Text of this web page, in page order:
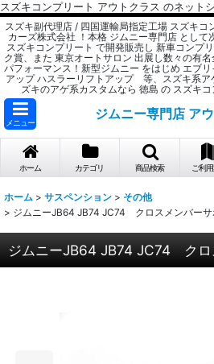
スズキコンプリート アウトクラス のネット
スズキ副代理店 / 四国運輸局指定工場 スズキコ
カーズ株式会社 ！本格 ジムニー専門店 として
スズキコンプリート で開発販売し 新車コンプ
ク賞、また 東京オートサロン 出展し数々の有
パフォーマンス！新型ジムニー をはじめ エブ
アップ ハスラーリフトアップ 等、スズキ系
ズキのアゲ系カスタムなら 徳島 の スズキコ
メニュー
ジムニー専門店 ア
ホーム カテゴリ 商品検索 ご利
ホーム > サスペンション > その他
> ジムニーJB64 JB74 JC74 クロスメンバーサ
ジムニーJB64 JB74 JC74 クロ